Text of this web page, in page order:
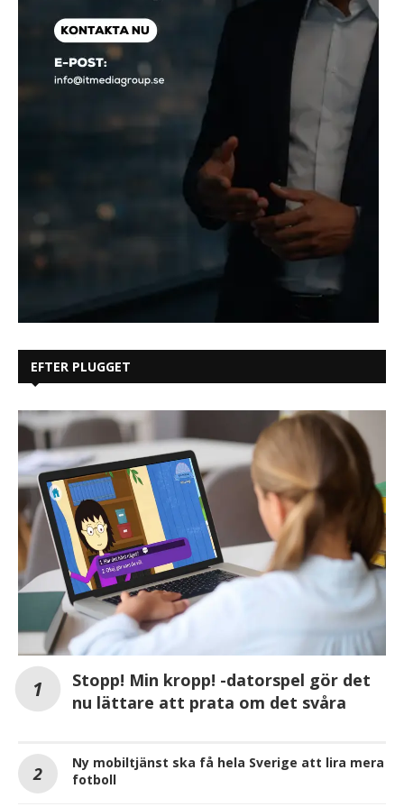
EFTER PLUGGET
Stopp! Min kropp! -datorspel gör det
nu lättare att prata om det svåra
Ny mobiltjänst ska få hela Sverige att lira mera
fotboll